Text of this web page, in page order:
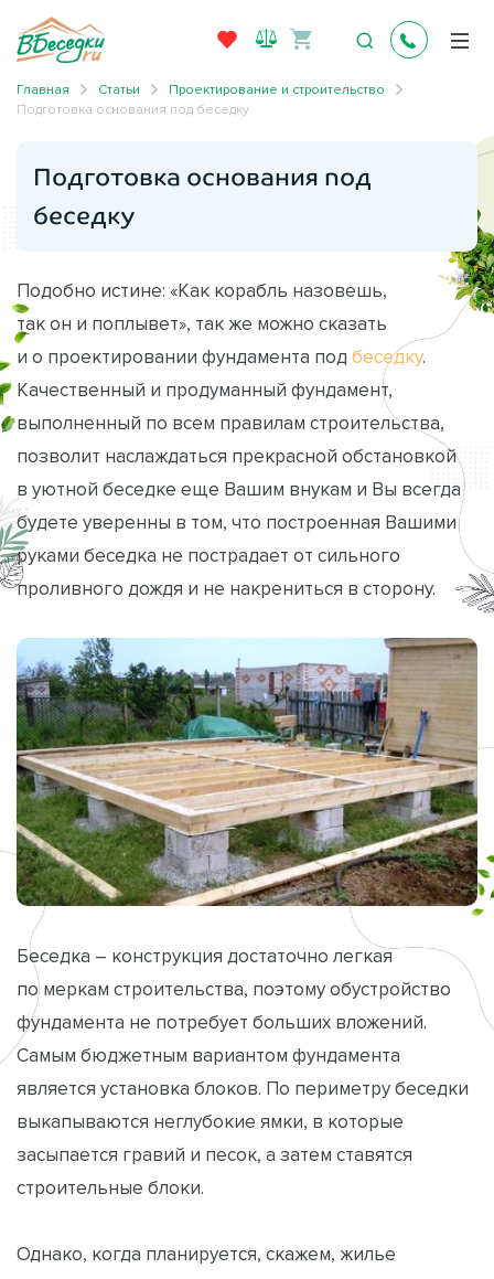
Главная Статьи
Проектирование и строительство
Подготовка основания под беседку
Подготовка основания под
беседку
Подобно истине: «Как корабль назовешь,
так он и поплывет», так же можно сказать
и о проектировании фундамента под беседку.
Качественный и продуманный фундамент,
выполненный по всем правилам строительства,
позволит наслаждаться прекрасной обстановкой
в уютной беседке еще Вашим внукам и Вы всегда
будете уверенны в том, что построенная Вашими
руками беседка не пострадает от сильного
проливного дождя и не накрениться в сторону.
Беседка – конструкция достаточно легкая
по меркам строительства, поэтому обустройство
фундамента не потребует больших вложений.
Самым бюджетным вариантом фундамента
является установка блоков. По периметру беседки
выкапываются неглубокие ямки, в которые
засыпается гравий и песок, а затем ставятся
строительные блоки.
Однако, когда планируется, скажем, жилье